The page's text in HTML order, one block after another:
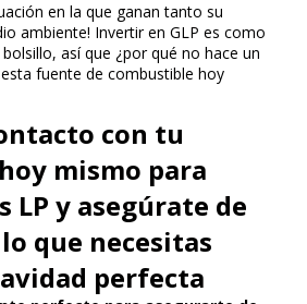
en la que ganan tanto su
ambiente! Invertir en GLP es como
así que ¿por qué no hace un
fuente de combustible hoy
con tu
mismo para
LP y asegúrate de
que necesitas
perfecta